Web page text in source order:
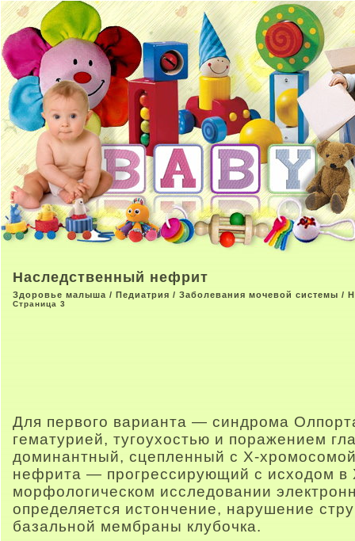
Наследственный нефрит
Здоровье малыша / Педиатрия / Заболевания мочевой системы /
Страница 3
Для первого варианта — синдрома
гематурией, тугоухостью и поражением
доминантный, сцепленный с Х-
нефрита — прогрессирующий с исходом
морфологическом исследовании
определяется истончение, нарушение
базальной мембраны клубочка.